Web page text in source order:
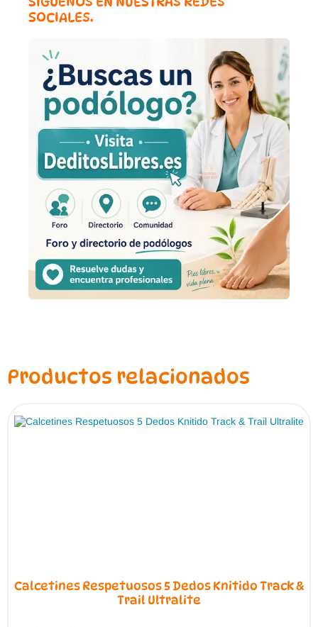
SOCIALES.
Productos relacionados
Calcetines Respetuosos 5 Dedos Knitido Track &
Trail Ultralite